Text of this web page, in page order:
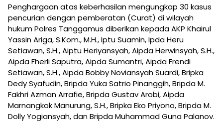
Penghargaan atas keberhasilan mengungkap 30 kasus
pencurian dengan pemberatan (Curat) di wilayah
hukum Polres Tanggamus diberikan kepada AKP Khairul
Yassin Ariga, S.Kom., M.H., Iptu Suamin, Ipda Heru
Setiawan, S.H., Aiptu Heriyansyah, Aipda Herwinsyah, S.H.,
Aipda Fherli Saputra, Aipda Sumantri, Aipda Frendi
Setiawan, S.H., Aipda Bobby Noviansyah Suardi, Bripka
Dedy Syafudin, Bripda Yuka Satrio Pinanggih, Bripda M.
Fakhri Azman Arrafie, Bripda Gustav Arobi, Aipda
Marnangkok Manurung, S.H., Bripka Eko Priyono, Bripda M.
Dolly Yogiansyah, dan Bripda Muhammad Guna Palanov.